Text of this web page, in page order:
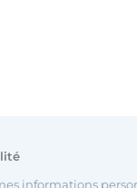
informations